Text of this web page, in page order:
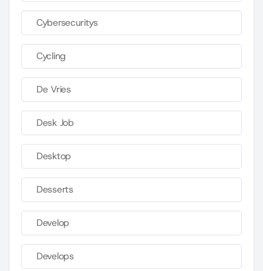
Cybersecuritys
Cycling
De Vries
Desk Job
Desktop
Desserts
Develop
Develops